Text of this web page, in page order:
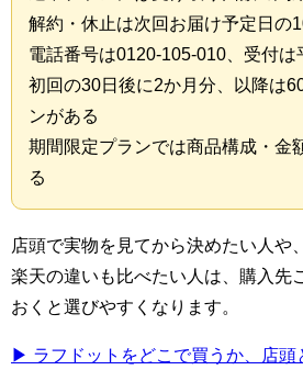
解約・休止は次回お届け予定日の
電話番号は0120-105-010、受付は
初回の30日後に2か月分、以降は
ンがある
期間限定プランでは商品構成・金
る
店頭で実物を見てから決めたい人や
楽天の違いも比べたい人は、購入先
おくと選びやすくなります。
▶ ラフドットをどこで買うか、店頭